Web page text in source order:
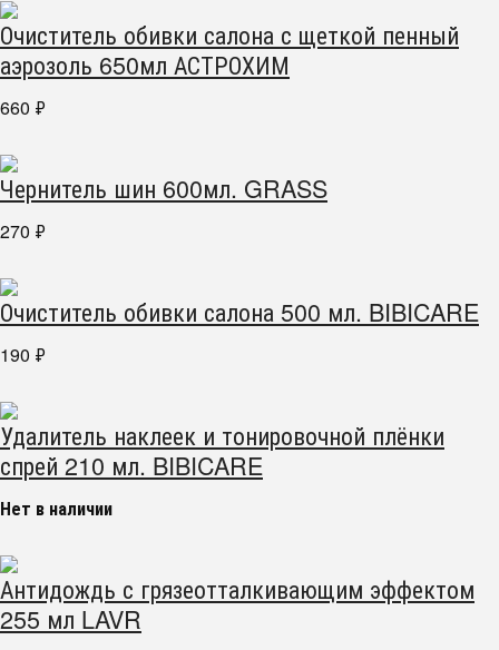
Очиститель обивки салона с щеткой пенный
аэрозоль 650мл АСТРОХИМ
660 ₽
Чернитель шин 600мл. GRASS
270 ₽
Очиститель обивки салона 500 мл. BIBICARE
190 ₽
Удалитель наклеек и тонировочной плёнки
спрей 210 мл. BIBICARE
Нет в наличии
Антидождь с грязеотталкивающим эффектом
255 мл LAVR